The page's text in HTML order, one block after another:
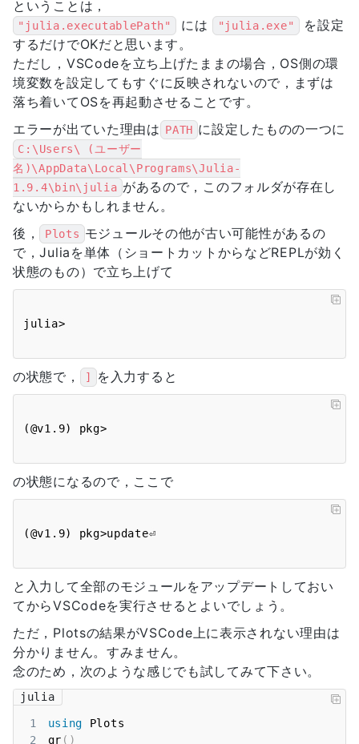
ということは，
"julia.executablePath" には "julia.exe"
を設定
するだけでOKだと思います。
ただし，VSCodeを立ち上げたままの場合，OS側の環
境変数を設定してもすぐに反映されないので，まずは
落ち着いてOSを再起動させることです。
エラーが出ていた理由は PATH に設定したものの一つに
C:\Users\ (ユーザー
名)\AppData\Local\Programs\Julia-
1.9.4\bin\julia があるので，このフォルダが存在し
ないからかもしれません。
後，
Plots モジュールその他が古い可能性があるの
で，Juliaを単体（ショートカットからなどREPLが効く
状態のもの）で立ち上げて
の状態で， ] を入力すると
の状態になるので，ここで
と入力して全部のモジュールをアップデートしておい
てからVSCodeを実行させるとよいでしょう。
ただ，Plotsの結果がVSCode上に表示されない理由は
分かりません。すみません。
念のため，次のような感じでも試してみて下さい。
julia
1 using
2
gr ( )